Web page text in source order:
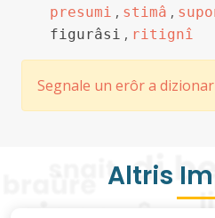
presumi , stimâ ,
figurâsi , ritignî
Segnale un erôr a
Altris